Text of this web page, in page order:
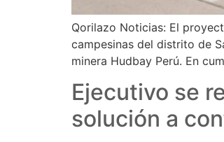
Qorilazo Noticias: El
campesinas del distrito de
minera Hudbay Perú. En
Ejecutivo se
solución a